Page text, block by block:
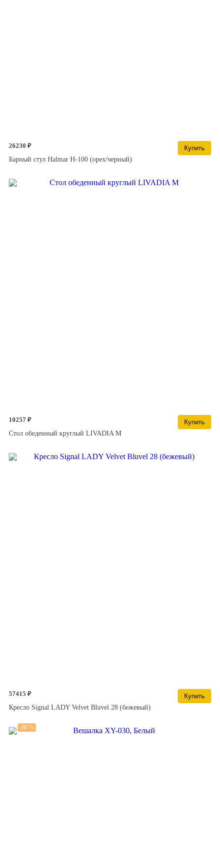
26230 ₽
Купить
Барный стул Halmar H-100 (орех/черный)
10257 ₽
Купить
Стол обеденный круглый LIVADIA M
57415 ₽
Купить
Кресло Signal LADY Velvet Bluvel 28 (бежевый)
-80 %